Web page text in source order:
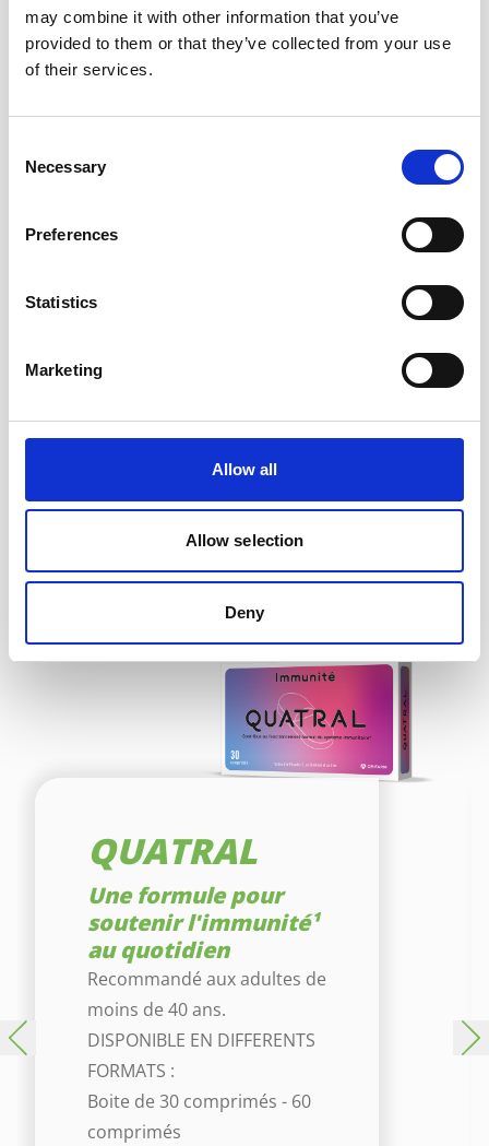
may combine it with other information that you’ve
provided to them or that they’ve collected from your use
of their services.
Selection
Necessary
Preferences
Statistics
Marketing
Allow all
Allow selection
Deny
aux besoins spécifiques de chaque consommateur.
QUATRAL
Une formule pour
soutenir l'immunité¹
au quotidien
Recommandé aux adultes de
moins de 40 ans.
DISPONIBLE EN DIFFERENTS
FORMATS :
Boite de 30 comprimés - 60
comprimés